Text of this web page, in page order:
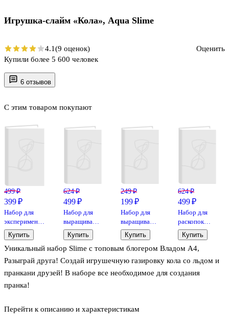
6 отзывов
Уникальный набор Slime с топовым блогером Владом А4,
Разыграй друга! Создай игрушечную газировку кола со льдом и
пранкани друзей! В наборе все необходимое для создания
пранка!
Комплектность: клей для слайма - 1 упаковка; активатор для
Перейти к описанию и характеристикам
С этим товаром покупают
499 ₽
399 ₽
Набор для
экспериментов
«Радужное
пламя»,
Каррас
Купить
624 ₽
499 ₽
Набор для
выращивания
кристаллов
«Волшебный
кристалл с
пожеланием
Бумбарам
Купить
249 ₽
199 ₽
Набор для
выращивания
кристаллов
«Фиолетовый
кристалл»,
Lori
Купить
624 ₽
499 ₽
Набор для
раскопок
«Ящерицы»,
Бумбарам
Купить
Игрушка-слайм «Кола», Aqua Slime
4.1(9 оценок)
Оценить
Купили более 5 600 человек